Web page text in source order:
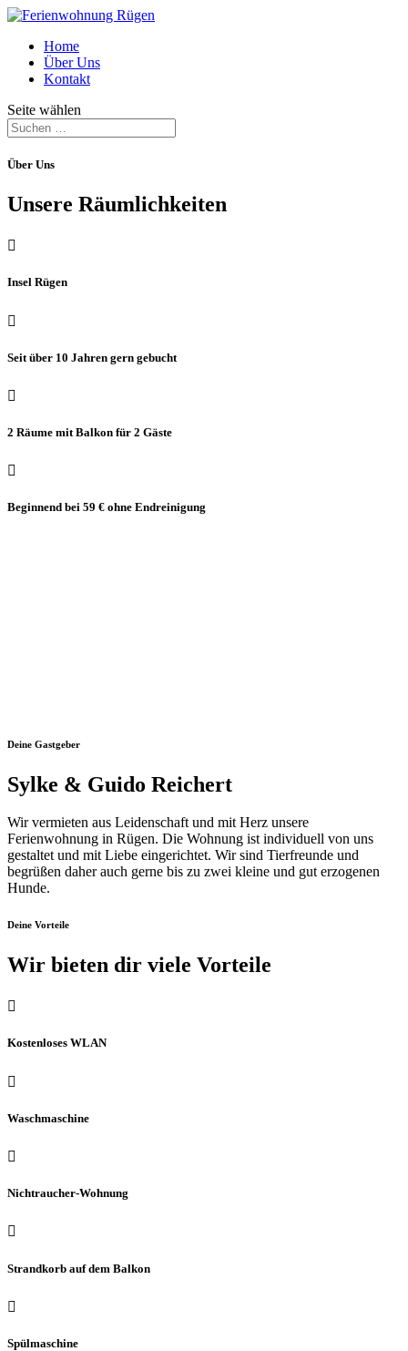
Home
Über Uns
Kontakt
Seite wählen
Über Uns
Unsere Räumlichkeiten

Insel Rügen

Seit über 10 Jahren gern gebucht

2 Räume mit Balkon für 2 Gäste

Beginnend bei 59 € ohne Endreinigung
Deine Gastgeber
Sylke & Guido Reichert
Wir vermieten aus Leidenschaft und mit Herz unsere
Ferienwohnung in Rügen. Die Wohnung ist individuell von uns
gestaltet und mit Liebe eingerichtet. Wir sind Tierfreunde und
begrüßen daher auch gerne bis zu zwei kleine und gut erzogenen
Hunde.
Deine Vorteile
Wir bieten dir viele Vorteile

Kostenloses WLAN

Waschmaschine

Nichtraucher-Wohnung

Strandkorb auf dem Balkon

Spülmaschine